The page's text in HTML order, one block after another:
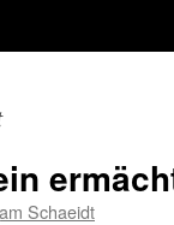
Schaeidt